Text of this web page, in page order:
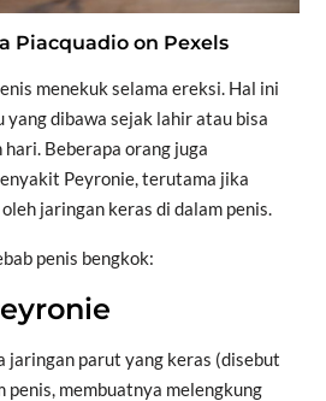
Piacquadio on Pexels
menekuk selama ereksi. Hal ini
yang dibawa sejak lahir atau bisa
Beberapa orang juga
Peyronie, terutama jika
jaringan keras di dalam penis.
penis bengkok:
parut yang keras (disebut
membuatnya melengkung